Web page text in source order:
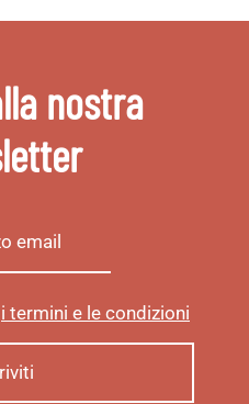
nostra
i termini e le condizioni